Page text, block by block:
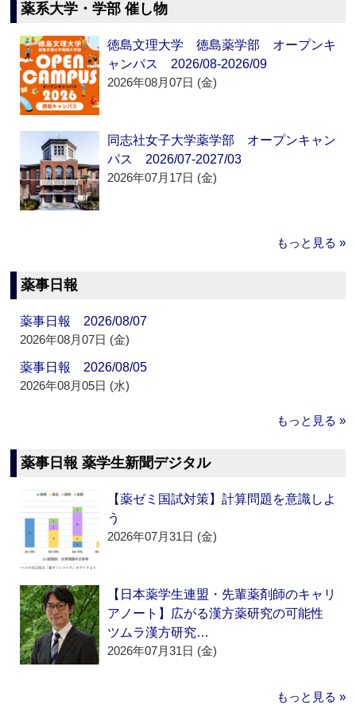
薬系大学・学部 催し物
徳島文理大学 徳島薬学部 オープンキ
ャンパス 2026/08-2026/09
2026年08月07日 (金)
同志社女子大学薬学部 オープンキャン
パス 2026/07-2027/03
2026年07月17日 (金)
もっと見る »
薬事日報
薬事日報 2026/08/07
2026年08月07日 (金)
薬事日報 2026/08/05
2026年08月05日 (水)
もっと見る »
薬事日報 薬学生新聞デジタル
【薬ゼミ国試対策】計算問題を意識しよ
う
2026年07月31日 (金)
【日本薬学生連盟・先輩薬剤師のキャリ
アノート】広がる漢方薬研究の可能性
ツムラ漢方研究…
2026年07月31日 (金)
もっと見る »